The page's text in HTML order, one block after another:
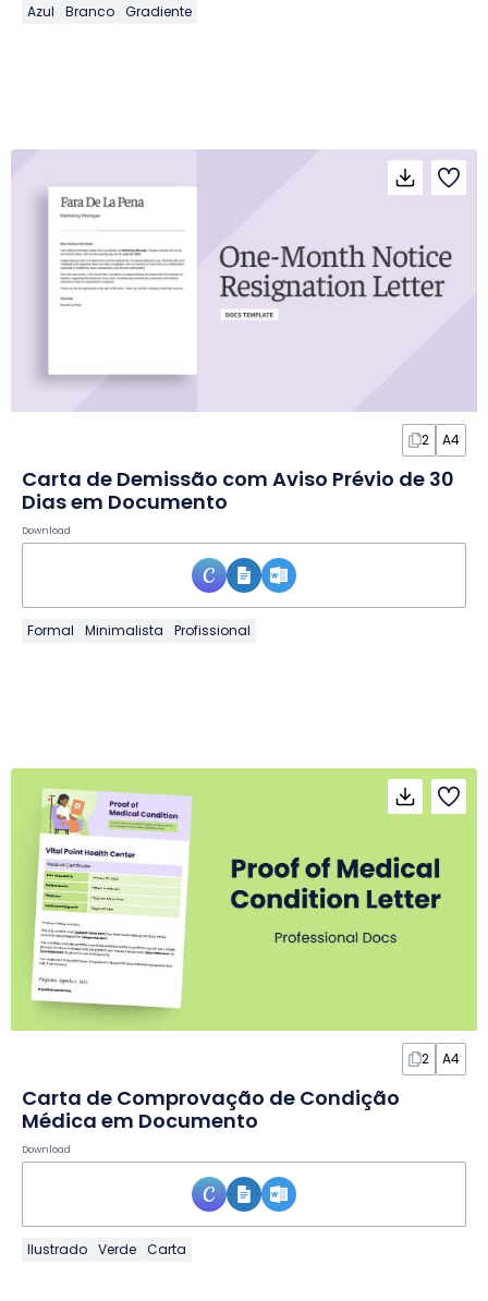
Azul Branco Gradiente
2 A4
Carta de Demissão com Aviso Prévio de 30
Dias em Documento
Download
Formal Minimalista Profissional
2 A4
Carta de Comprovação de Condição
Médica em Documento
Download
Ilustrado Verde Carta